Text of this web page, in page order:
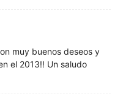
muy buenos deseos y
el 2013!! Un saludo